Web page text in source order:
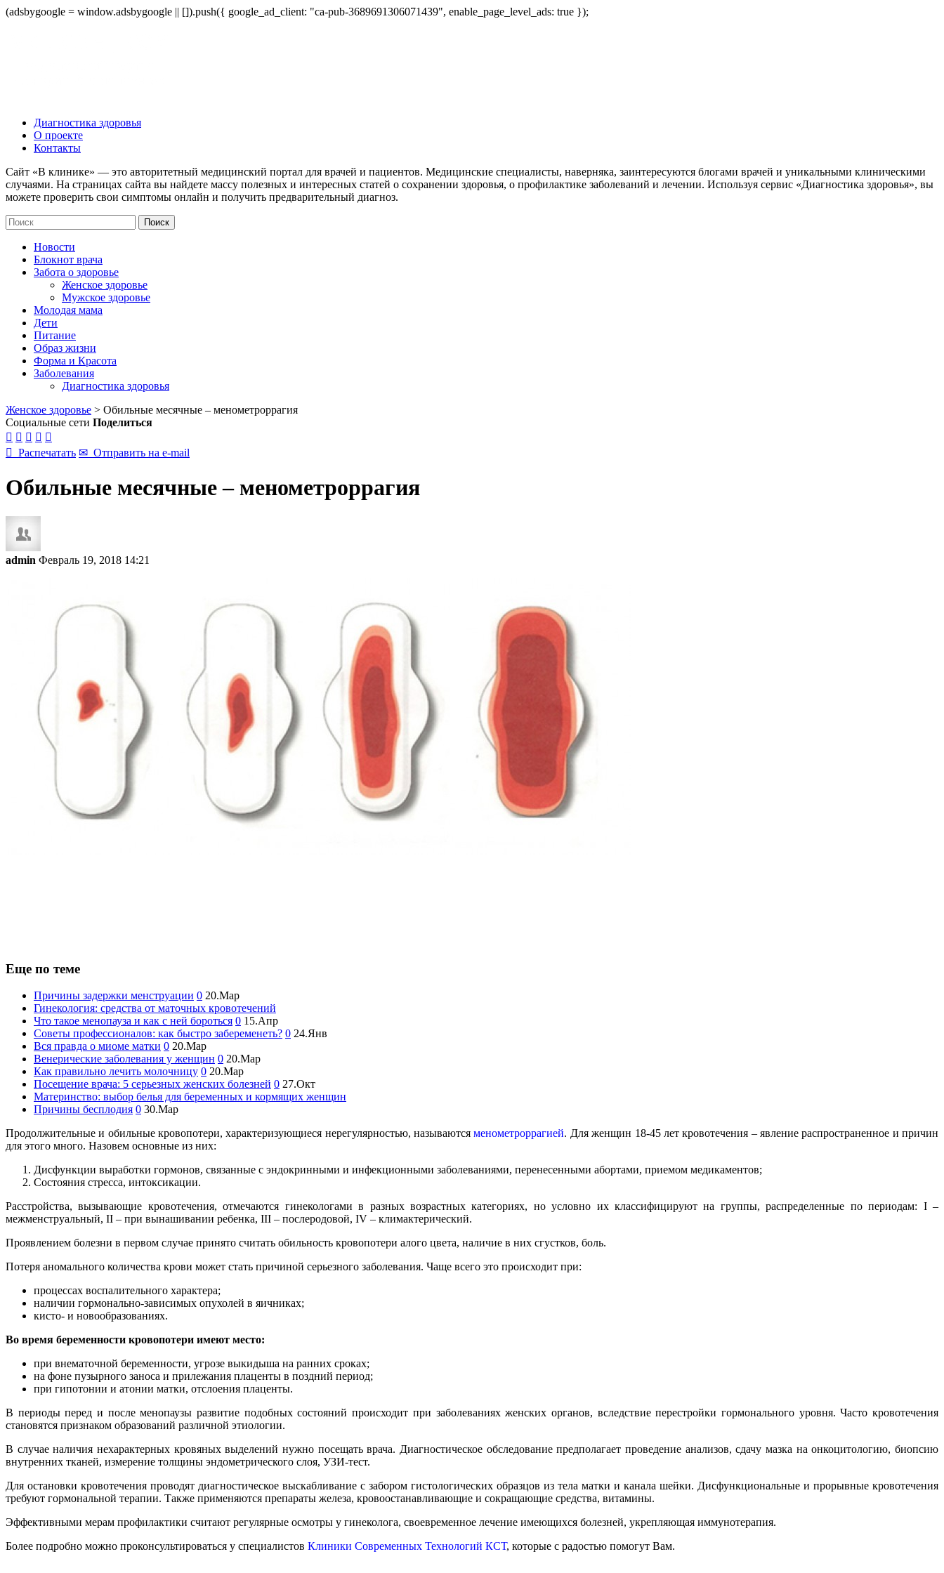
(adsbygoogle = window.adsbygoogle || []).push({ google_ad_client: "ca-pub-3689691306071439", enable_page_level_ads: true });
Диагностика здоровья
О проекте
Контакты
Сайт «В клинике» — это авторитетный медицинский портал для врачей и пациентов. Медицинские специалисты, наверняка, заинтересуются блогами врачей и уникальными клиническими
случаями. На страницах сайта вы найдете массу полезных и интересных статей о сохранении здоровья, о профилактике заболеваний и лечении. Используя сервис «Диагностика здоровья», вы
можете проверить свои симптомы онлайн и получить предварительный диагноз.
Новости
Блокнот врача
Забота о здоровье
Женское здоровье
Мужское здоровье
Молодая мама
Дети
Питание
Образ жизни
Форма и Красота
Заболевания
Диагностика здоровья
Женское здоровье > Обильные месячные – менометроррагия
Социальные сети Поделиться
    
 Распечатать ✉ Отправить на e-mail
Обильные месячные – менометроррагия
admin Февраль 19, 2018 14:21
Еще по теме
Причины задержки менструации 0 20.Мар
Гинекология: средства от маточных кровотечений
Что такое менопауза и как с ней бороться 0 15.Апр
Советы профессионалов: как быстро забеременеть? 0 24.Янв
Вся правда о миоме матки 0 20.Мар
Венерические заболевания у женщин 0 20.Мар
Как правильно лечить молочницу 0 20.Мар
Посещение врача: 5 серьезных женских болезней 0 27.Окт
Материнство: выбор белья для беременных и кормящих женщин
Причины бесплодия 0 30.Мар
Продолжительные и обильные кровопотери, характеризующиеся нерегулярностью, называютсяменометроррагией. Для женщин 18-45 лет кровотечения – явление распространенное и причин
для этого много. Назовем основные из них:
Дисфункции выработки гормонов, связанные с эндокринными и инфекционными заболеваниями, перенесенными абортами, приемом медикаментов;
Состояния стресса, интоксикации.
Расстройства, вызывающие кровотечения, отмечаются гинекологами в разных возрастных категориях, но условно их классифицируют на группы, распределенные по периодам: I –
межменструальный, II – при вынашивании ребенка, III – послеродовой, IV – климактерический.
Проявлением болезни в первом случае принято считать обильность кровопотери алого цвета, наличие в них сгустков, боль.
Потеря аномального количества крови может стать причиной серьезного заболевания. Чаще всего это происходит при:
процессах воспалительного характера;
наличии гормонально-зависимых опухолей в яичниках;
кисто- и новообразованиях.
Во время беременности кровопотери имеют место:
при внематочной беременности, угрозе выкидыша на ранних сроках;
на фоне пузырного заноса и прилежания плаценты в поздний период;
при гипотонии и атонии матки, отслоения плаценты.
В периоды перед и после менопаузы развитие подобных состояний происходит при заболеваниях женских органов, вследствие перестройки гормонального уровня. Часто кровотечения
становятся признаком образований различной этиологии.
В случае наличия нехарактерных кровяных выделений нужно посещать врача. Диагностическое обследование предполагает проведение анализов, сдачу мазка на онкоцитологию, биопсию
внутренних тканей, измерение толщины эндометрического слоя, УЗИ-тест.
Для остановки кровотечения проводят диагностическое выскабливание с забором гистологических образцов из тела матки и канала шейки. Дисфункциональные и прорывные кровотечения
требуют гормональной терапии. Также применяются препараты железа, кровоостанавливающие и сокращающие средства, витамины.
Эффективными мерам профилактики считают регулярные осмотры у гинеколога, своевременное лечение имеющихся болезней, укрепляющая иммунотерапия.
Более подробно можно проконсультироваться у специалистов Клиники Современных Технологий КСТ, которые с радостью помогут Вам.